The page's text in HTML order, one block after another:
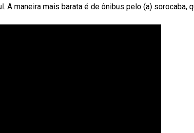
maneira mais barata é de ônibus pelo (a) sorocaba,